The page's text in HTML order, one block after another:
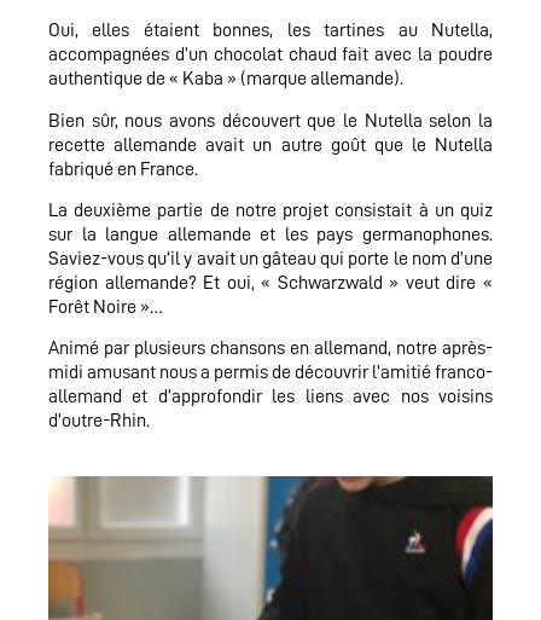
Oui, elles étaient bonnes, les tartines au Nutella,
accompagnées d’un chocolat chaud fait avec la poudre
authentique de « Kaba » (marque allemande).
Bien sûr, nous avons découvert que le Nutella selon la
recette allemande avait un autre goût que le Nutella
fabriqué en France.
La deuxième partie de notre projet consistait à un quiz
sur la langue allemande et les pays germanophones.
Saviez-vous qu’il y avait un gâteau qui porte le nom d’une
région allemande? Et oui, « Schwarzwald » veut dire «
Forêt Noire »…
Animé par plusieurs chansons en allemand, notre après-
midi amusant nous a permis de découvrir l’amitié franco-
allemand et d’approfondir les liens avec nos voisins
d’outre-Rhin.